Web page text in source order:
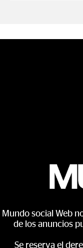
Mundo social Web
de los anuncios
Se reserva el